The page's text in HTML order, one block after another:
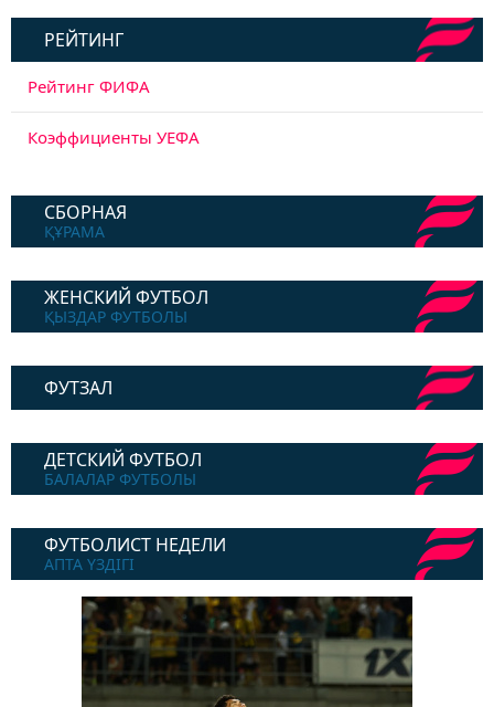
РЕЙТИНГ
Рейтинг ФИФА
Коэффициенты УЕФА
СБОРНАЯ
ҚҰРАМА
ЖЕНСКИЙ ФУТБОЛ
ҚЫЗДАР ФУТБОЛЫ
ФУТЗАЛ
ДЕТСКИЙ ФУТБОЛ
БАЛАЛАР ФУТБОЛЫ
ФУТБОЛИСТ НЕДЕЛИ
АПТА ҮЗДІГІ